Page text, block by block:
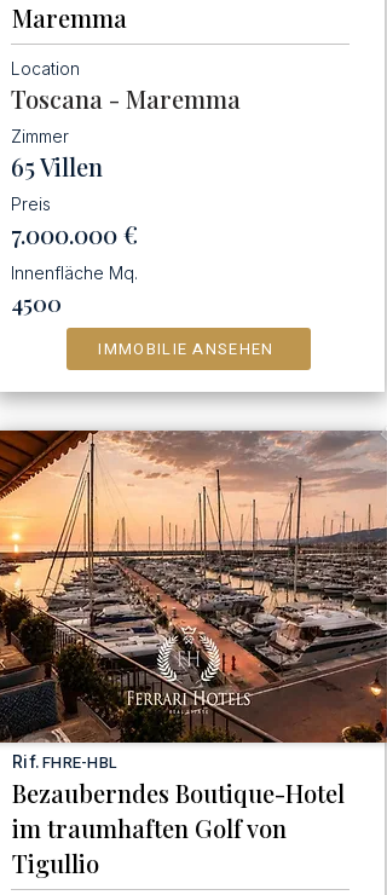
Maremma
Location
Toscana - Maremma
Zimmer
65 Villen
Preis
7.000.000€
Innenfläche Mq.
4500
IMMOBILIE ANSEHEN
Rif.FHRE-HBL
Bezauberndes Boutique-Hotel
im traumhaften Golf von
Tigullio